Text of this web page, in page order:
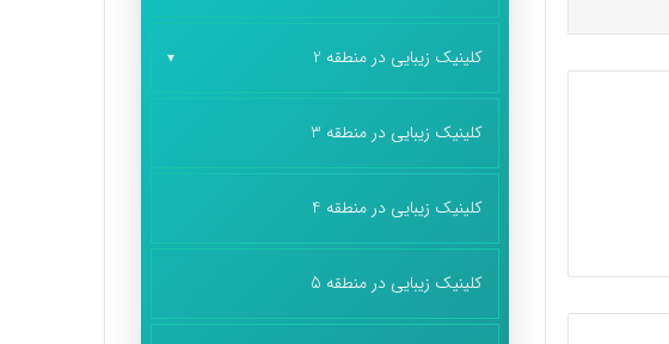
کلینیک زیبایی در منطقه 2
کلینیک زیبایی در منطقه 3
کلینیک زیبایی در منطقه 4
کلینیک زیبایی در منطقه 5